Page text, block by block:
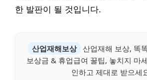
한 발판이 될 것입니다.
산업재해보상 산업재해 보상, 똑
보상금 & 휴업급여 꿀팁, 놓치지 마
인하고 제대로 받으세